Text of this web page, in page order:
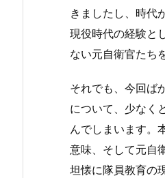
きましたし、時代
現役時代の経験と
ない元自衛官たち
それでも、今回ば
について、少なく
んでしまいます。
意味、そして元自
坦懐に隊員教育の